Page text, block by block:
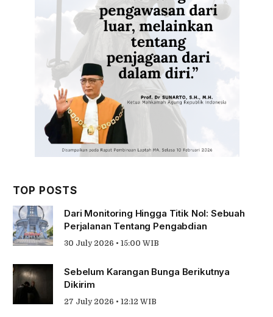
TOP POSTS
Dari Monitoring Hingga Titik Nol: Sebuah
Perjalanan Tentang Pengabdian
30 July 2026 • 15:00 WIB
Sebelum Karangan Bunga Berikutnya
Dikirim
27 July 2026 • 12:12 WIB